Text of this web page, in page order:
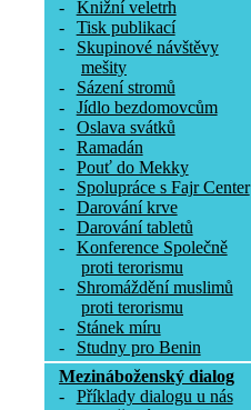
-
Knižní veletrh
-
Tisk publikací
-
Skupinové návštěvy
mešity
-
Sázení stromů
-
Jídlo bezdomovcům
-
Oslava svátků
-
Ramadán
-
Pouť do Mekky
-
Spolupráce s Fajr Center
-
Darování krve
-
Darování tabletů
-
Konference Společně
proti terorismu
-
Shromáždění muslimů
proti terorismu
-
Stánek míru
-
Studny pro Benin
Mezináboženský dialog
-
Příklady dialogu u nás